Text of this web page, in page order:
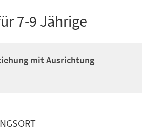
7-9 Jährige
mit Ausrichtung